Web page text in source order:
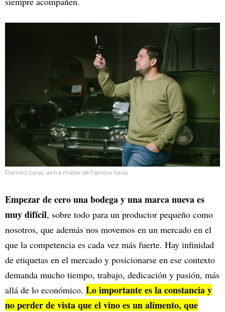
Ramiro Salas, alma mater de Familia Salas
Empezar de cero una bodega y una marca nueva es
muy difícil, sobre todo para un productor pequeño como
nosotros, que además nos movemos en un mercado en el
que la competencia es cada vez más fuerte. Hay infinidad
de etiquetas en el mercado y posicionarse en ese contexto
demanda mucho tiempo, trabajo, dedicación y pasión, más
allá de lo económico. Lo importante es la constancia y
no perder de vista que el vino es un alimento, que